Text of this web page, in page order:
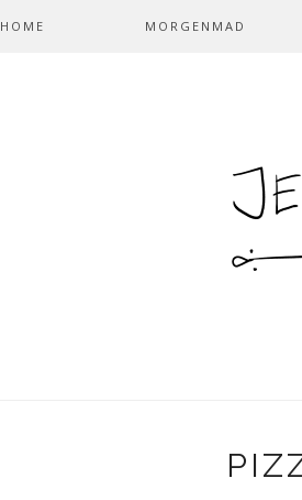
HOME MORGENMAD